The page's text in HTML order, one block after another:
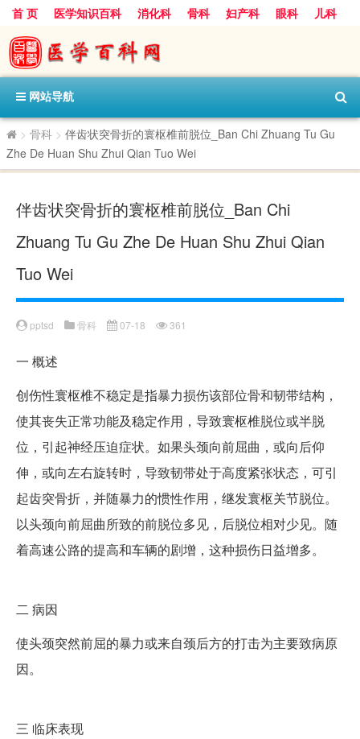
首 页 医学知识百科 消化科 骨科 妇产科 眼科
儿科
心血管病科
呼吸科 神经科
内分泌科
口腔科
网站导航
> 骨科 > 伴齿状突骨折的寰枢椎前脱位_Ban Chi Zhuang Tu Gu
Zhe De Huan Shu Zhui Qian Tuo Wei
伴齿状突骨折的寰枢椎前脱位_Ban Chi
Zhuang Tu Gu Zhe De Huan Shu Zhui Qian
Tuo Wei
pptsd 骨科 07-18 361
一 概述
创伤性寰枢椎不稳定是指暴力损伤该部位骨和韧带结构，
使其丧失正常功能及稳定作用，导致寰枢椎脱位或半脱
位，引起神经压迫症状。如果头颈向前屈曲，或向后仰
伸，或向左右旋转时，导致韧带处于高度紧张状态，可引
起齿突骨折，并随暴力的惯性作用，继发寰枢关节脱位。
以头颈向前屈曲所致的前脱位多见，后脱位相对少见。随
着高速公路的提高和车辆的剧增，这种损伤日益增多。
二 病因
使头颈突然前屈的暴力或来自颈后方的打击为主要致病原
因。
三 临床表现